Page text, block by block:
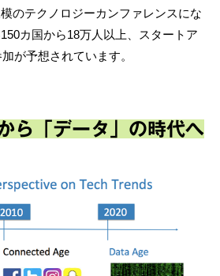
のテクノロジーカンファレンスにな
カ国から18万人以上、スタートア
が予想されています。
ら「データ」の時代へ